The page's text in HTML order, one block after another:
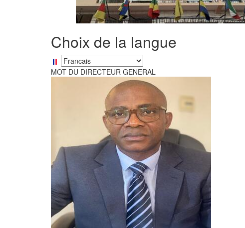
Choix de la langue
Select
your
language
MOT DU DIRECTEUR GENERAL